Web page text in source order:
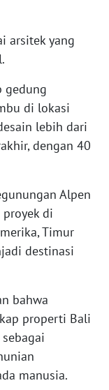
arsitek yang
gedung
di lokasi
lebih dari
dengan 40
Alpen
di
Timur
destinasi
bahwa
properti Bali
manusia.